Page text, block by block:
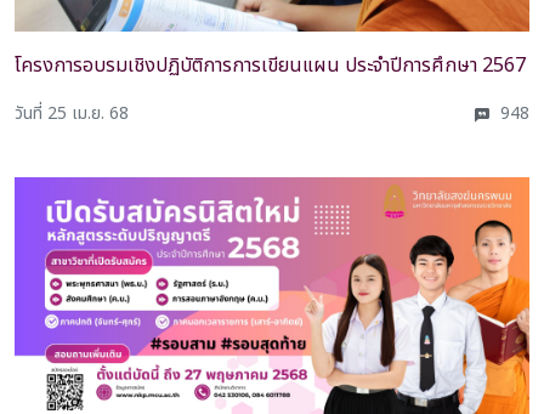
โครงการอบรมเชิงปฏิบัติการการเขียนแผน ประจำปีการศึกษา 2567
วันที่ 25 เม.ย. 68 948